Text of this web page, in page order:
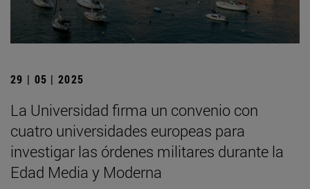
29 | 05 | 2025
La Universidad firma un convenio con
cuatro universidades europeas para
investigar las órdenes militares durante la
Edad Media y Moderna